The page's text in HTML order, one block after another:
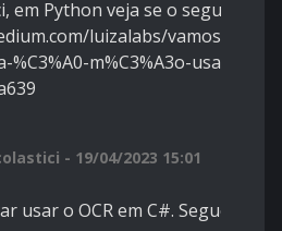
em Python veja se o seguinte
luizalabs/vamos-
%C3%A0-m%C3%A3o-usando-
- 19/04/2023 15:01
usar o OCR em C#. Segue link